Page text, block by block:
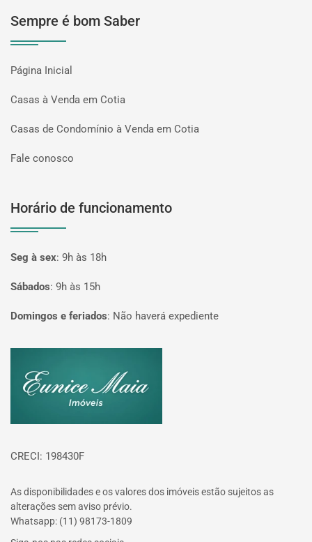
Sempre é bom Saber
Página Inicial
Casas à Venda em Cotia
Casas de Condomínio à Venda em Cotia
Fale conosco
Horário de funcionamento
Seg à sex: 9h às 18h
Sábados: 9h às 15h
Domingos e feriados: Não haverá expediente
CRECI: 198430F
As disponibilidades e os valores dos imóveis estão sujeitos as
alterações sem aviso prévio.
Whatsapp: (11) 98173-1809